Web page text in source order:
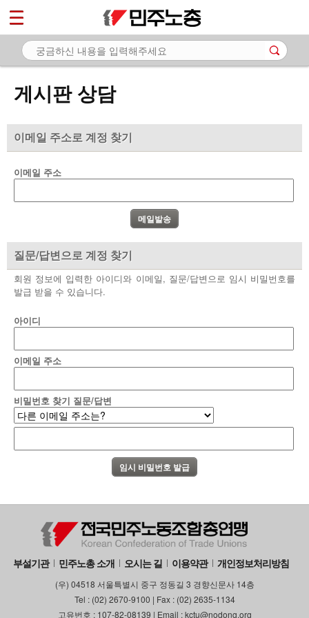
게시판 상담
이메일 주소로 계정 찾기
이메일 주소
질문/답변으로 계정 찾기
회원 정보에 입력한 아이디와 이메일, 질문/답변으로 임시 비밀번호를
발급 받을 수 있습니다.
아이디
이메일 주소
비밀번호 찾기 질문/답변
부설기관 민주노총 소개 오시는 길 이용약관 개인정보처리방침
(우) 04518 서울특별시 중구 정동길 3 경향신문사 14층
Tel : (02) 2670-9100 | Fax : (02) 2635-1134
고유번호 : 107-82-08139 | Email : kctu@nodong.org
마이페이지
소개
노동상담
- 게시판 상담
- 바로보기
- 찾아보기
- 전국 노동상담소 안내
자료
부설기관
업무